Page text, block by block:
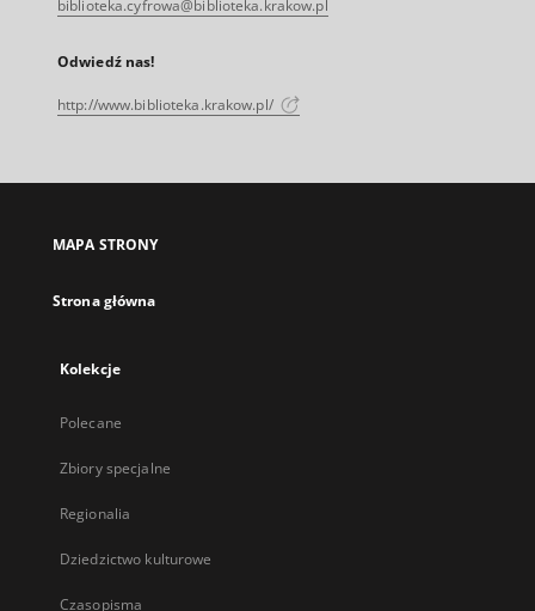
biblioteka.cyfrowa@biblioteka.krakow.pl
Odwiedź nas!
http://www.biblioteka.krakow.pl/
MAPA STRONY
Strona główna
Kolekcje
Polecane
Zbiory specjalne
Regionalia
Dziedzictwo kulturowe
Czasopisma